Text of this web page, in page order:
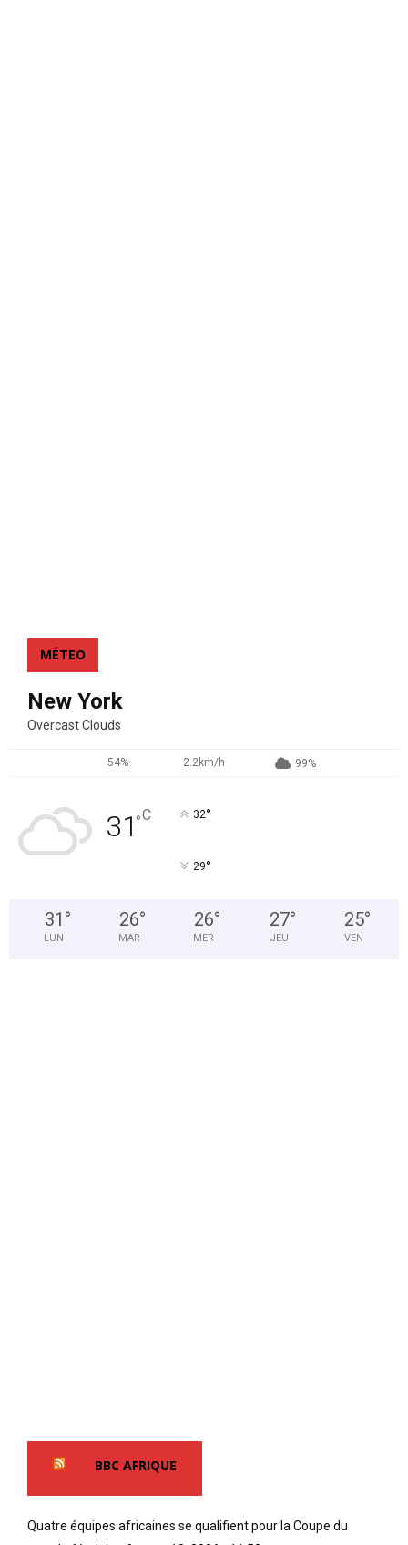
MÉTEO
New York
Overcast Clouds
54% 2.2km/h 99%
31°C 32°
29°
31 °
LUN
26°
MAR
26°
MER
27°
JEU
25°
VEN
BBC AFRIQUE
Quatre équipes africaines se qualifient pour la Coupe du